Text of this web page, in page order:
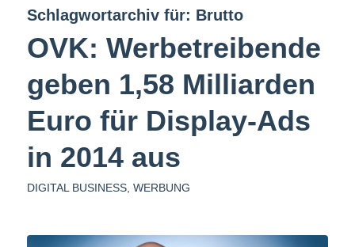
Schlagwortarchiv für: Brutto
OVK: Werbetreibende
geben 1,58 Milliarden
Euro für Display-Ads
in 2014 aus
DIGITAL BUSINESS, WERBUNG